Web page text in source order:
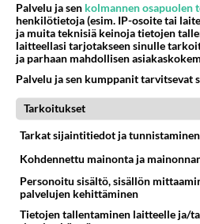
Äänestä
Anonyymi
2024-02-29 10:30:17
Siksi europarlamenttiin pitää
hinttiseksuaali Tynkkynen.
Anonyymi
Palvelu ja sen kolmannen osapuolen
henkilötietoja (esim. IP-osoite tai
ja muita teknisiä keinoja tietojen
laitteellasi tarjotakseen sinulle
ja parhaan mahdollisen
Palvelu ja sen kumppanit tarvitsevat
Tarkoitukset
Tarkat sijaintitiedot ja
Kohdennettu mainonta ja
Personoitu sisältö, sisällön
palvelujen kehittäminen
Tietojen tallentaminen laitteelle ja/